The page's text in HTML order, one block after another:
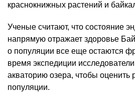
краснокнижных растений и
Ученые считают, что состояние
напрямую отражает здоровье
о популяции все еще остаются
время экспедиции
акваторию озера, чтобы оценить
популяции.